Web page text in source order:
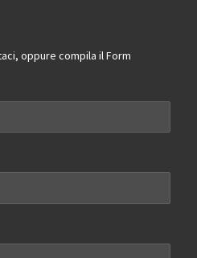
oppure compila il Form